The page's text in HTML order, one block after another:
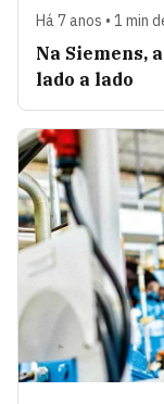
Há 7 anos • 1 min
Na Siemens,
lado a lado